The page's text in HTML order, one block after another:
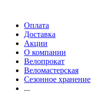
Оплата
Доставка
Акции
О компании
Велопрокат
Веломастерская
Сезонное хранение
...